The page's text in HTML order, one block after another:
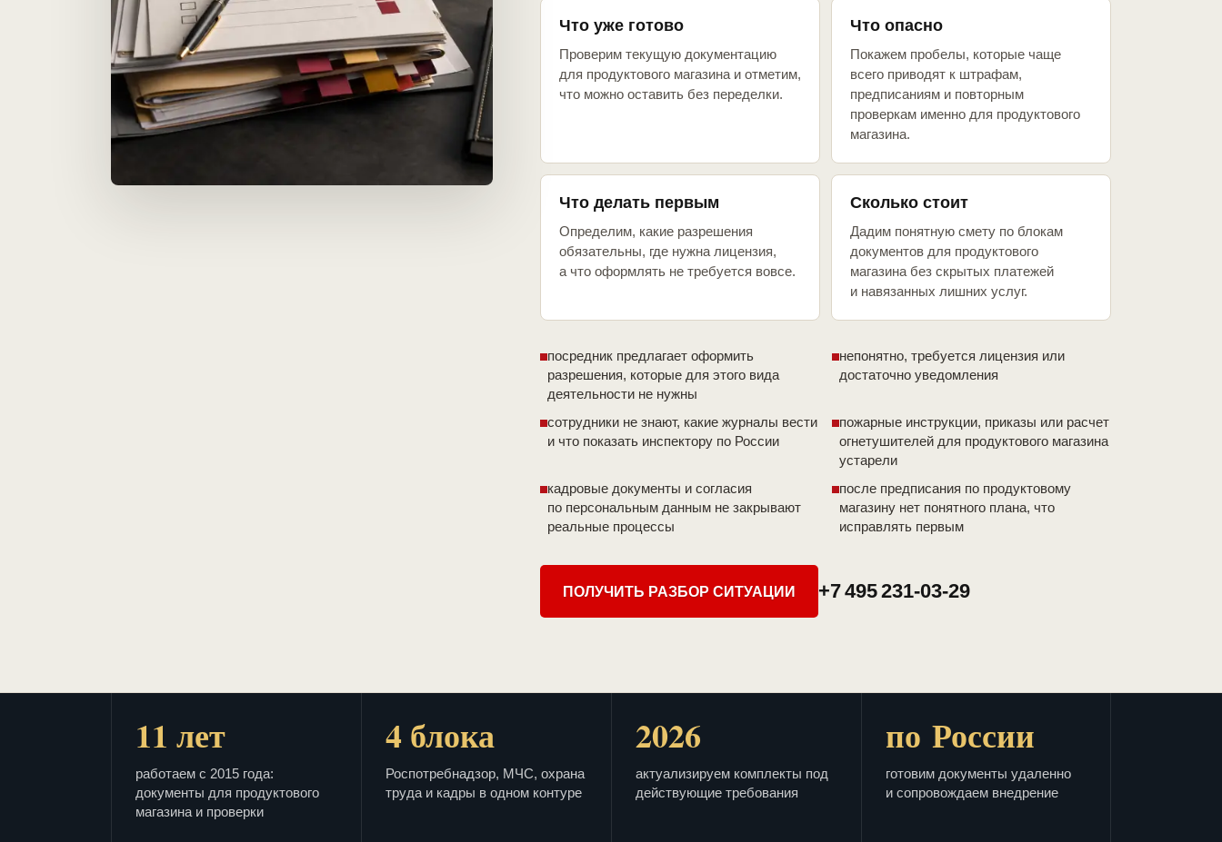
Что уже готово
Проверим текущую документацию
для продуктового магазина и отметим,
что можно оставить без переделки.
Что опасно
Покажем пробелы, которые чаще
всего приводят к штрафам,
предписаниям и повторным
проверкам именно для продуктового
магазина.
Что делать первым
Определим, какие разрешения
обязательны, где нужна лицензия,
а что оформлять не требуется вовсе.
Сколько стоит
Дадим понятную смету по блокам
документов для продуктового
магазина без скрытых платежей
и навязанных лишних услуг.
посредник предлагает оформить
разрешения, которые для этого вида
деятельности не нужны
непонятно, требуется лицензия или
достаточно уведомления
сотрудники не знают, какие журналы вести
и что показать инспектору по России
пожарные инструкции, приказы или расчет
огнетушителей для продуктового магазина
устарели
кадровые документы и согласия
по персональным данным не закрывают
реальные процессы
после предписания по продуктовому
магазину нет понятного плана, что
исправлять первым
ПОЛУЧИТЬ РАЗБОР СИТУАЦИИ +7 495 231-03-29
11 лет
работаем с 2015 года:
документы для продуктового
магазина и проверки
4 блока
Роспотребнадзор, МЧС, охрана
труда и кадры в одном контуре
2026
актуализируем комплекты под
действующие требования
по России
готовим документы удаленно
и сопровождаем внедрение